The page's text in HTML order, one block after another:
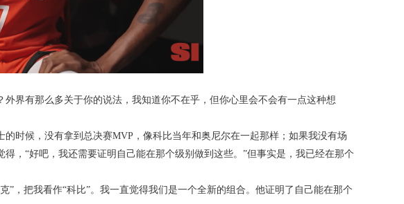
界有那么多关于你的说法，我知道你不在乎，但你心里会不会有一点这种想
时候，没有拿到总决赛MVP，像科比当年和奥尼尔在一起那样；如果我没有场
，“好吧，我还需要证明自己能在那个级别做到这些。”但事实是，我已经在那个
，把我看作“科比”。我一直觉得我们是一个全新的组合。他证明了自己能在那个